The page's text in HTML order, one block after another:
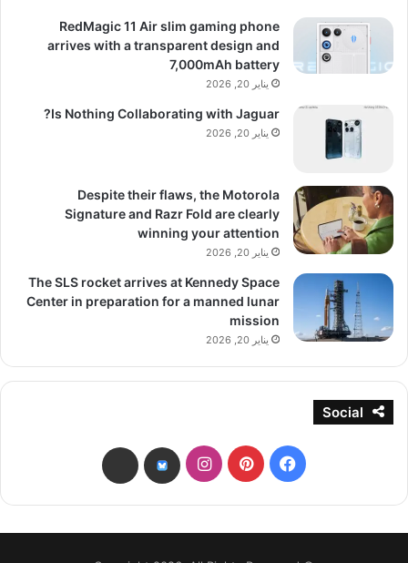
RedMagic 11 Air slim gaming phone
arrives with a transparent design and
7,000mAh battery
يناير 20, 2026
Is Nothing Collaborating with Jaguar?
يناير 20, 2026
Despite their flaws, the Motorola
Signature and Razr Fold are clearly
winning your attention
يناير 20, 2026
The SLS rocket arrives at Kennedy Space
Center in preparation for a manned lunar
mission
يناير 20, 2026
Social
فيسبوكبينتيريستانستقرامbsky
threads